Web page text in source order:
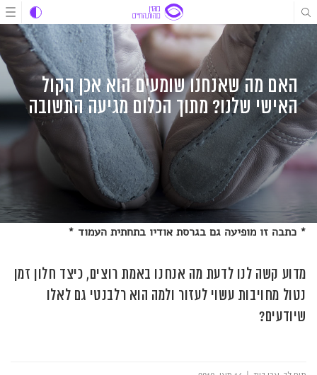
דלג
לתוכן
דלג
דלג
האם מה שאנחנו שומעים הוא אכן הקול
האישי שלנו? מתוך הכלום מגיעה התשובה
* כתבה זו מופיעה גם בגרסת אודיו בתחתית העמוד *
מדוע קשה לנו לדעת מה אנחנו באמת רוצים, כיצד חלון זמן
נטול מחויבות עשוי לעזור ולמה הוא רלבנטי גם לאלו
שיודעים?